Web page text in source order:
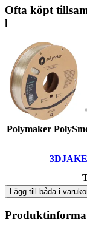
Ofta köpt
l
Polymaker
Lägg till båda i